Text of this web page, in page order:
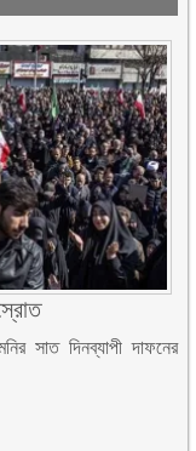
সাত দিনব্যাপী দাফনের